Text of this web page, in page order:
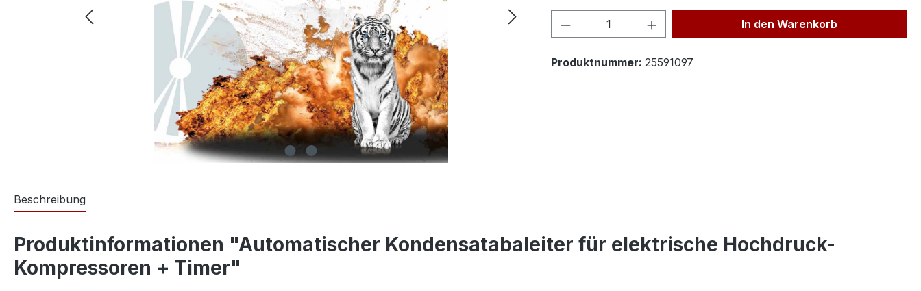
Produkt Anzahl: Gib den gewünschten Wert
In den Warenkorb
Produktnummer: 25591097
Beschreibung
Produktinformationen "Automatischer Kondensatabaleiter für elektrische Hochdruck-
Kompressoren + Timer"